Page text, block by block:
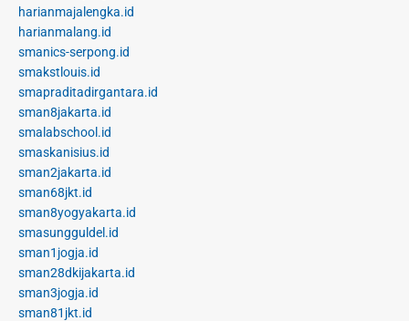
harianmajalengka.id
harianmalang.id
smanics-serpong.id
smakstlouis.id
smapraditadirgantara.id
sman8jakarta.id
smalabschool.id
smaskanisius.id
sman2jakarta.id
sman68jkt.id
sman8yogyakarta.id
smasungguldel.id
sman1jogja.id
sman28dkijakarta.id
sman3jogja.id
sman81jkt.id